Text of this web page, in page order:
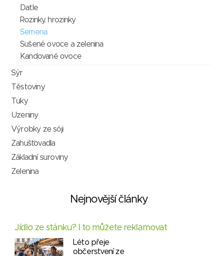
Datle
Rozinky, hrozinky
Semena
Sušené ovoce a zelenina
Kandované ovoce
Sýr
Těstoviny
Tuky
Uzeniny
Výrobky ze sóji
Zahušťovadla
Základní suroviny
Zelenina
Nejnovější články
Jídlo ze stánku? I to můžete reklamovat
Léto přeje
občerstvení ze